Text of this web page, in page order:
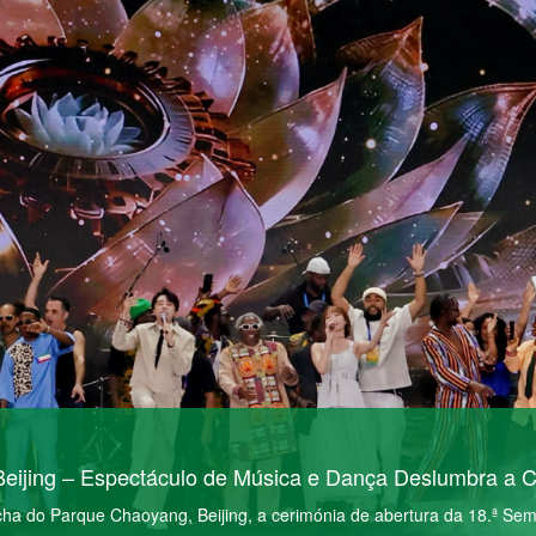
– Espectáculo de Música e Dança Deslumbra a
do Parque Chaoyang, Beijing, a cerimónia de abertura da 18.ª